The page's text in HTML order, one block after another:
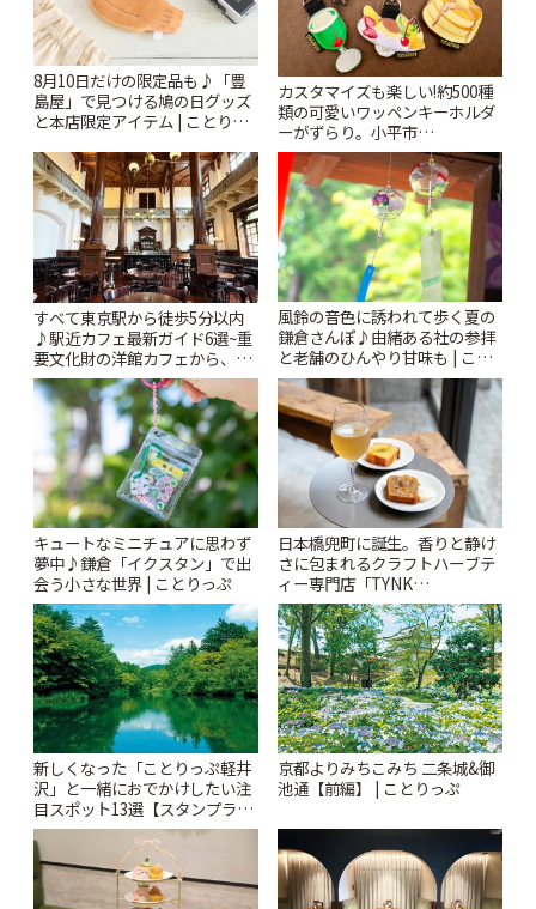
8月10日だけの限定品も♪「豊
島屋」で見つける鳩の日グッズ
と本店限定アイテム | ことりっ
カスタマイズも楽しい!約500種
類の可愛いワッペンキーホルダ
ーがずらり。小平市
「Kimamaya T&K」 | ことりっ
ぷ
すべて東京駅から徒歩5分以内
♪駅近カフェ最新ガイド6選~重
要文化財の洋館カフェから、改
札すぐのレトロ喫茶まで~ | こと
りっぷ
風鈴の音色に誘われて歩く夏の
鎌倉さんぽ♪由緒ある社の参拝
と老舗のひんやり甘味も | こと
りっぷ
キュートなミニチュアに思わず
夢中♪鎌倉「イクスタン」で出
会う小さな世界 | ことりっぷ
日本橋兜町に誕生。香りと静け
さに包まれるクラフトハーブテ
ィー専門店「TYNK
Kabutocho」 | ことりっぷ
新しくなった「ことりっぷ軽井
沢」と一緒におでかけしたい注
目スポット13選【スタンプラリ
ー開催中】 | ことりっぷ
京都よりみちこみち 二条城&御
池通【前編】 | ことりっぷ